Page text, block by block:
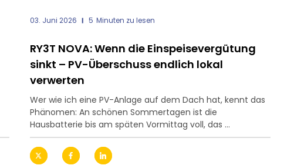
03. Juni 2026 5 Minuten zu lesen
RY3T NOVA: Wenn die Einspeisevergütung
sinkt – PV-Überschuss endlich lokal
verwerten
Wer wie ich eine PV-Anlage auf dem Dach hat, kennt das
Phänomen: An schönen Sommertagen ist die
Hausbatterie bis am späten Vormittag voll, das ...